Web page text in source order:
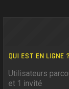
QUI EST EN LIGNE ?
Utilisateurs
et 1 invité